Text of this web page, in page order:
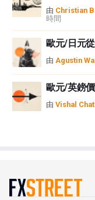
由 Christian
時間
歐元/日元
由 Agustin
歐元/英鎊
由 Vishal